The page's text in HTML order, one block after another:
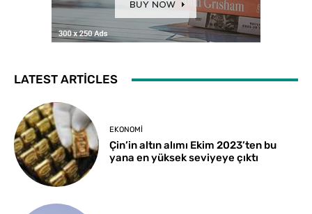
LATEST ARTICLES
EKONOMI
Çin’in altın alımı Ekim 2023’ten bu
yana en yüksek seviyeye çıktı